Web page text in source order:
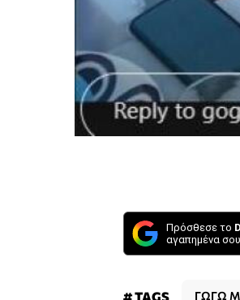
Πρόσθεσε το
αγαπημένα
# TAGS ΓΩΓΩ